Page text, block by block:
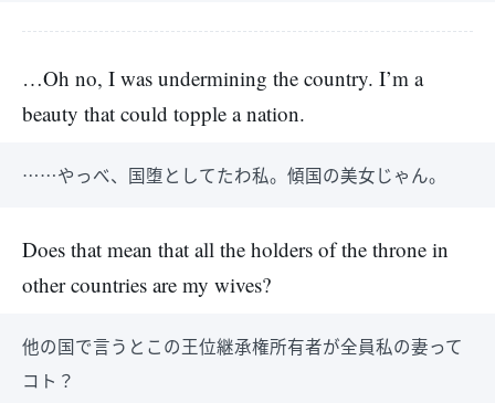
…Oh no, I was undermining the country. I’m a
beauty that could topple a nation.
……やっべ、国堕としてたわ私。傾国の美女じゃん。
Does that mean that all the holders of the throne in
other countries are my wives?
他の国で言うとこの王位継承権所有者が全員私の妻って
コト？